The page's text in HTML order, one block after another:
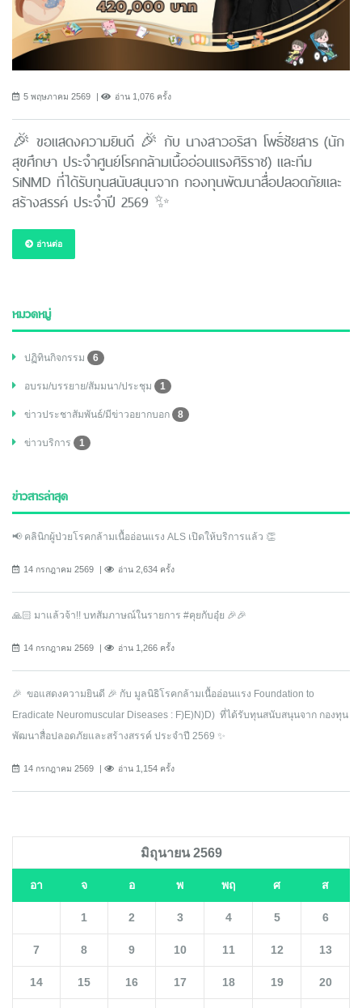
5 พฤษภาคม 2569 อ่าน 1,076 ครั้ง
🎉 ขอแสดงความยินดี 🎉 กับ นางสาวอริสา โพธิ์ชัยสาร (นัก
สุขศึกษา ประจำศูนย์โรคกล้ามเนื้ออ่อนแรงศิริราช) และทีม
SiNMD ที่ได้รับทุนสนับสนุนจาก กองทุนพัฒนาสื่อปลอดภัยและ
สร้างสรรค์ ประจำปี 2569 ✨
อ่านต่อ
หมวดหมู่
ปฏิทินกิจกรรม 6
อบรม/บรรยาย/สัมมนา/ประชุม 1
ข่าวประชาสัมพันธ์/มีข่าวอยากบอก 8
ข่าวบริการ 1
ข่าวสารล่าสุด
📢 คลินิกผู้ป่วยโรคกล้ามเนื้ออ่อนแรง ALS เปิดให้บริการแล้ว 👏
14 กรกฎาคม 2569 อ่าน 2,634 ครั้ง
🙏🏻 มาแล้วจ้า!! บทสัมภาษณ์ในรายการ #คุยกับอุ๋ย 🎉🎉
14 กรกฎาคม 2569 อ่าน 1,266 ครั้ง
🎉 ขอแสดงความยินดี 🎉 กับ มูลนิธิโรคกล้ามเนื้ออ่อนแรง Foundation to
Eradicate Neuromuscular Diseases : F)E)N)D) ที่ได้รับทุนสนับสนุนจาก กองทุน
พัฒนาสื่อปลอดภัยและสร้างสรรค์ ประจำปี 2569 ✨
14 กรกฎาคม 2569 อ่าน 1,154 ครั้ง
มิถุนายน 2569
อา จ อ พ พฤ ศ ส
1 2 3 4 5 6
7 8 9 10 11 12 13
14 15 16 17 18 19 20